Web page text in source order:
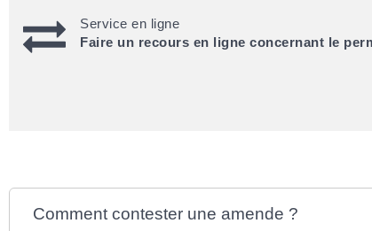
Service en ligne
Faire un recours en ligne concernant le
Comment contester une amende ?